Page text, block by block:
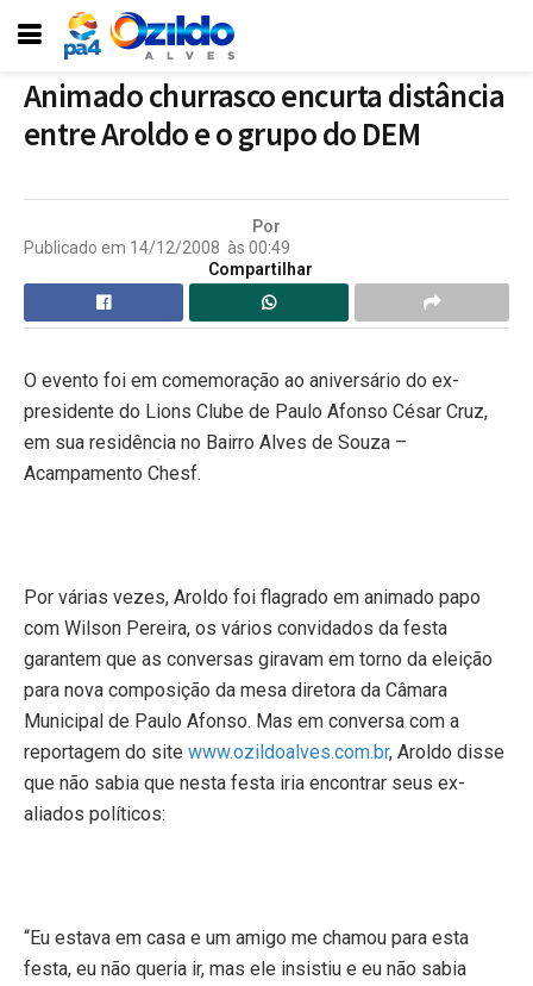
Animado churrasco encurta distância
entre Aroldo e o grupo do DEM
Por
Publicado em 14/12/2008 às 00:49
Compartilhar
O evento foi em comemoração ao aniversário do ex-
presidente do Lions Clube de Paulo Afonso César Cruz,
em sua residência no Bairro Alves de Souza –
Acampamento Chesf.
Por várias vezes, Aroldo foi flagrado em animado papo
com Wilson Pereira, os vários convidados da festa
garantem que as conversas giravam em torno da eleição
para nova composição da mesa diretora da Câmara
Municipal de Paulo Afonso. Mas em conversa com a
reportagem do site www.ozildoalves.com.br, Aroldo disse
que não sabia que nesta festa iria encontrar seus ex-
aliados políticos:
“Eu estava em casa e um amigo me chamou para esta
festa, eu não queria ir, mas ele insistiu e eu não sabia